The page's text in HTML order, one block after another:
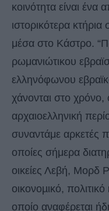
κοινότητα είναι ένα
ιστορικότερα
μέσα στο Κάστρο.
ρωμανιώτικου
ελληνόφωνου
χάνονται στο
αρχαιοελληνική
συναντάμε αρκετές
οποίες σήμερα
οικείες Λεβή, Μορδ
οικονοµικό,
οποίο αναφέρεται